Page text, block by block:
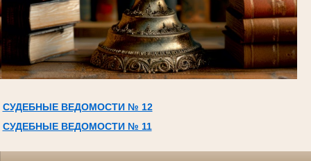
СУДЕБНЫЕ ВЕДОМОСТИ № 12
СУДЕБНЫЕ ВЕДОМОСТИ № 11